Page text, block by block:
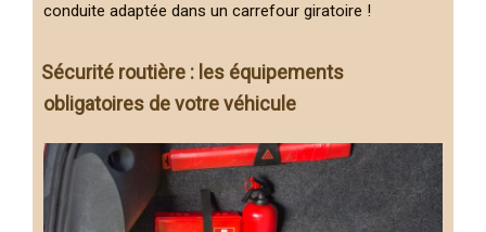
conduite adaptée dans un carrefour giratoire !
Sécurité routière : les équipements
obligatoires de votre véhicule